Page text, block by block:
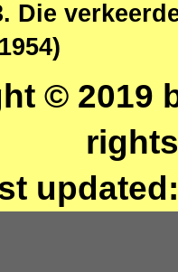
Die
© 2019